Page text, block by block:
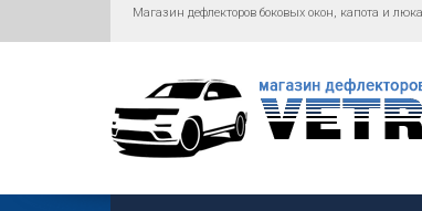
Магазин дефлекторов боковых окон, капота и